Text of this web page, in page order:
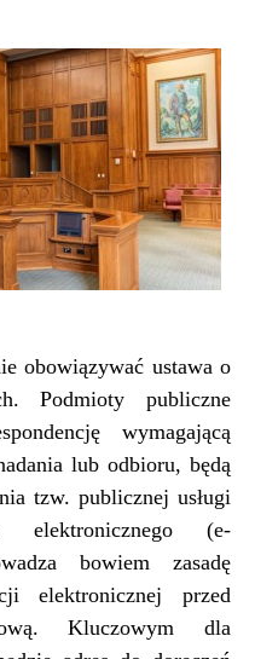
obowiązywać ustawa o
Podmioty publiczne
wymagającą
lub odbioru, będą
tzw. publicznej usługi
elektronicznego (e-
bowiem zasadę
elektronicznej przed
Kluczowym dla